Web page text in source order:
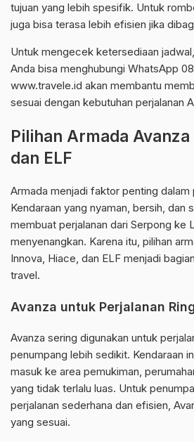
tujuan yang lebih spesifik. Untuk
juga bisa terasa lebih efisien jika
Untuk mengecek ketersediaan
Anda bisa menghubungi WhatsApp
www.travele.id akan membantu
sesuai dengan kebutuhan perjalanan
Pilihan Armada
dan ELF
Armada menjadi faktor penting dalam
Kendaraan yang nyaman, bersih, dan
membuat perjalanan dari Serpong ke
menyenangkan. Karena itu, pilihan
Innova, Hiace, dan ELF menjadi
travel.
Avanza untuk Perjalanan
Avanza sering digunakan untuk
penumpang lebih sedikit. Kendaraan
masuk ke area pemukiman,
yang tidak terlalu luas. Untuk
perjalanan sederhana dan efisien,
yang sesuai.